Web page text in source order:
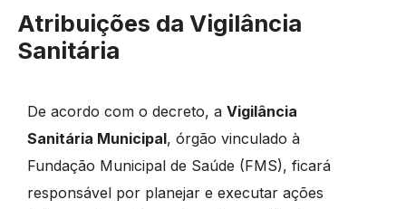
Atribuições da Vigilância
Sanitária
De acordo com o decreto, a Vigilância
Sanitária Municipal, órgão vinculado à
Fundação Municipal de Saúde (FMS), ficará
responsável por planejar e executar ações